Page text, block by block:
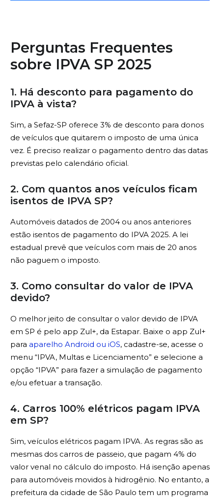
Perguntas Frequentes
sobre IPVA SP 2025
1. Há desconto para pagamento do
IPVA à vista?
Sim, a Sefaz-SP oferece 3% de desconto para donos
de veículos que quitarem o imposto de uma única
vez. É preciso realizar o pagamento dentro das datas
previstas pelo calendário oficial.
2. Com quantos anos veículos ficam
isentos de IPVA SP?
Automóveis datados de 2004 ou anos anteriores
estão isentos de pagamento do IPVA 2025. A lei
estadual prevê que veículos com mais de 20 anos
não paguem o imposto.
3. Como consultar do valor de IPVA
devido?
O melhor jeito de consultar o valor devido de IPVA
em SP é pelo app Zul+, da Estapar. Baixe o app Zul+
para aparelho Android ou iOS, cadastre-se, acesse o
menu “IPVA, Multas e Licenciamento” e selecione a
opção “IPVA” para fazer a simulação de pagamento
e/ou efetuar a transação.
4. Carros 100% elétricos pagam IPVA
em SP?
Sim, veículos elétricos pagam IPVA. As regras são as
mesmas dos carros de passeio, que pagam 4% do
valor venal no cálculo do imposto. Há isenção apenas
para automóveis movidos à hidrogênio. No entanto, a
prefeitura da cidade de São Paulo tem um programa